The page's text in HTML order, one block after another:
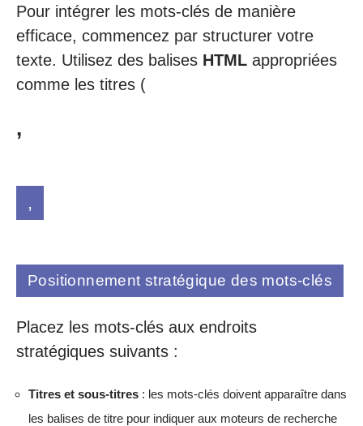
Pour intégrer les mots-clés de manière
efficace, commencez par structurer votre
texte. Utilisez des balises HTML appropriées
comme les titres (
,
,
Positionnement stratégique des mots-clés
Placez les mots-clés aux endroits
stratégiques suivants :
Titres et sous-titres : les mots-clés doivent apparaître dans
les balises de titre pour indiquer aux moteurs de recherche